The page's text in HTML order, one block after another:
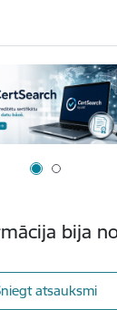
bija
atsauksmi